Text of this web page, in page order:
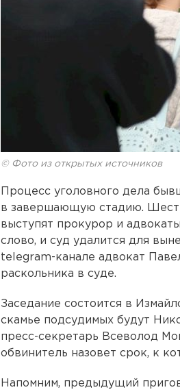
© Фото из открытых источников
Процесс уголовного дела
в завершающую стадию.
выступят прокурор и
слово, и суд удалится для
telegram-канале адвокат
раскольника в суде.
Заседание состоится в
скамье подсудимых будут
пресс-секретарь Всеволод
обвинитель назовет срок, к
Напомним, предыдущий